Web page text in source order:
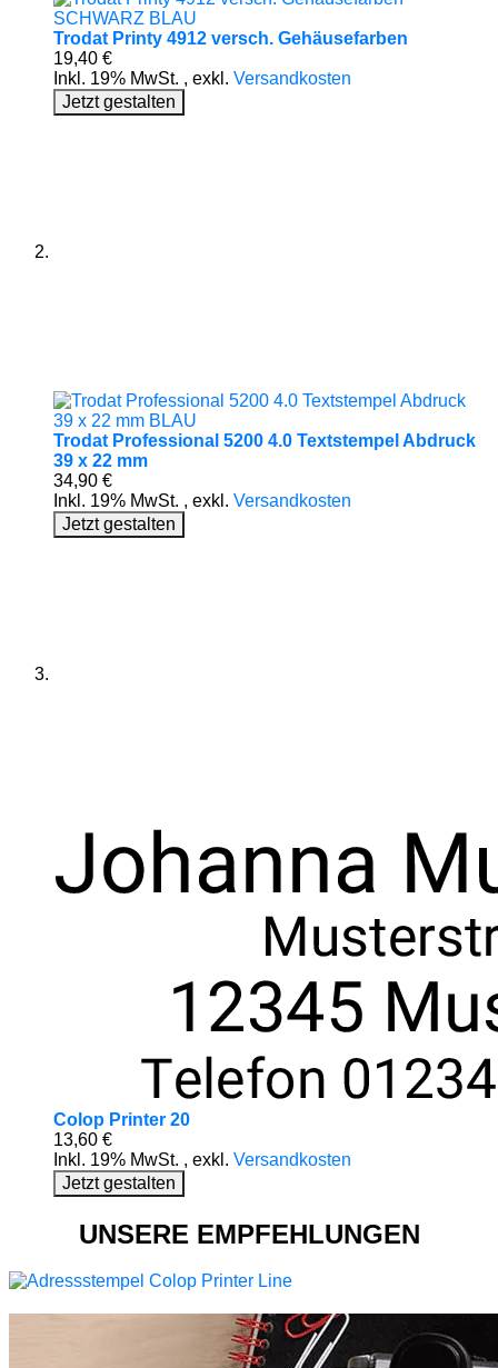
Trodat Printy 4912 versch. Gehäusefarben
19,40 €
Inkl. 19% MwSt. , exkl. Versandkosten
Jetzt gestalten
Trodat Professional 5200 4.0 Textstempel Abdruck
39 x 22 mm
34,90 €
Inkl. 19% MwSt. , exkl. Versandkosten
Jetzt gestalten
Colop Printer 20
13,60 €
Inkl. 19% MwSt. , exkl. Versandkosten
Jetzt gestalten
UNSERE EMPFEHLUNGEN